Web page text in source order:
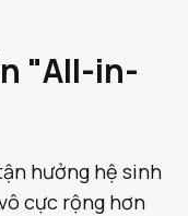
"All-in-
hưởng hệ sinh
cực rộng hơn